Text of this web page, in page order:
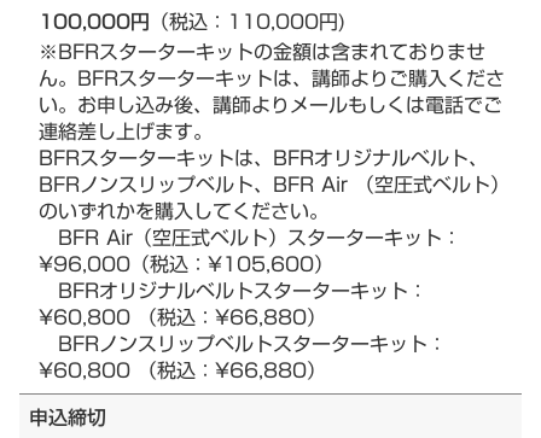
100,000円 （税込：110,000円)
※BFRスターターキットの金額は含まれておりませ
ん。BFRスターターキットは、講師よりご購入くださ
い。お申し込み後、講師よりメールもしくは電話でご
連絡差し上げます。
BFRスターターキットは、BFRオリジナルベルト、
BFRノンスリップベルト、BFR Air （空圧式ベルト）
のいずれかを購入してください。
BFR Air（空圧式ベルト）スターターキット：
¥96,000（税込：¥105,600）
BFRオリジナルベルトスターターキット：
¥60,800 （税込：¥66,880）
BFRノンスリップベルトスターターキット：
¥60,800 （税込：¥66,880）
申込締切